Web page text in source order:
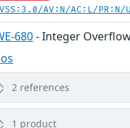
AV:N/AC:L/
680- Integer
2 references
1 product